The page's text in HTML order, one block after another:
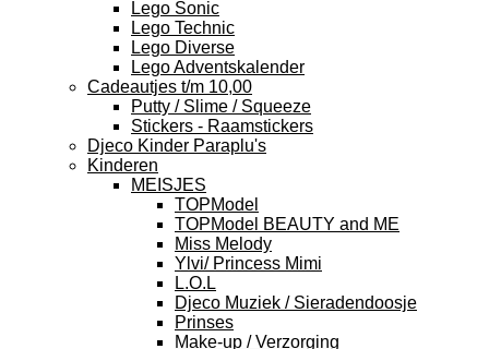
Lego Sonic
Lego Technic
Lego Diverse
Lego Adventskalender
Cadeautjes t/m 10,00
Putty / Slime / Squeeze
Stickers - Raamstickers
Djeco Kinder Paraplu's
Kinderen
MEISJES
TOPModel
TOPModel BEAUTY and ME
Miss Melody
Ylvi/ Princess Mimi
L.O.L
Djeco Muziek / Sieradendoosje
Prinses
Make-up / Verzorging